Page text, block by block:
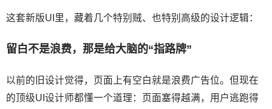
这套新版UI里，藏着几个特别贼、也特别高级的设计逻辑：
留白不是浪费，那是给大脑的“指路牌”
以前的旧设计觉得，页面上有空白就是浪费广告位。但现在
的顶级UI设计师都懂一个道理：页面塞得越满，用户逃跑得